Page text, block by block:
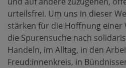
urteilsfrei. Um uns in dieser
stärken für die Hoffnung einer
die Spurensuche nach
Handeln, im Alltag, in den
Freud:innenkreis, in